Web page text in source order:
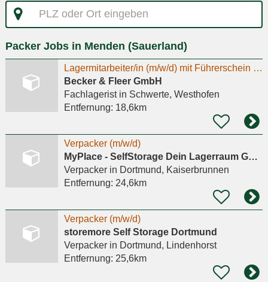
PLZ
oder
eingeben
Packer Jobs in Menden (Sauerland)
Lagermitarbeiter/in (m/w/d) mit Führerschein für Auslieferungsfahrten in Schwerte gesucht!
Becker & Fleer GmbH
Fachlageristin Schwerte, Westhofen
Entfernung: 18,6km
Verpacker (m/w/d)
MyPlace - SelfStorage Dein Lagerraum GmbH
Verpackerin Dortmund, Kaiserbrunnen
Entfernung: 24,6km
Verpacker (m/w/d)
storemore Self Storage Dortmund
Verpackerin Dortmund, Lindenhorst
Entfernung: 25,6km